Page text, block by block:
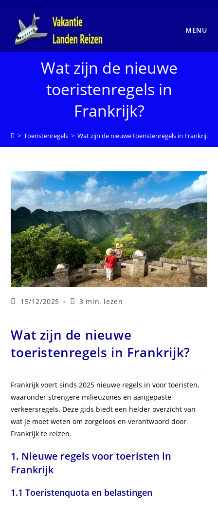
inhoud
MENU
Wat zijn de nieuwe
toeristenregels in
Frankrijk?
> Toeristenregels > Wat zijn de nieuwe toeristenregels in Frankrijk?
Laatste
bericht:
15/12/2025 Leestijd:
3 min. lezen
Wat zijn de nieuwe
toeristenregels in Frankrijk?
Frankrijk voert sinds 2025 nieuwe regels in voor toeristen,
waaronder strengere milieuzones en aangepaste
verkeersregels. Deze gids biedt een helder overzicht van
wat je moet weten om zorgeloos en verantwoord door
Frankrijk te reizen.
1. Nieuwe regels voor toeristen in
Frankrijk
1.1 Toeristenquota en belastingen